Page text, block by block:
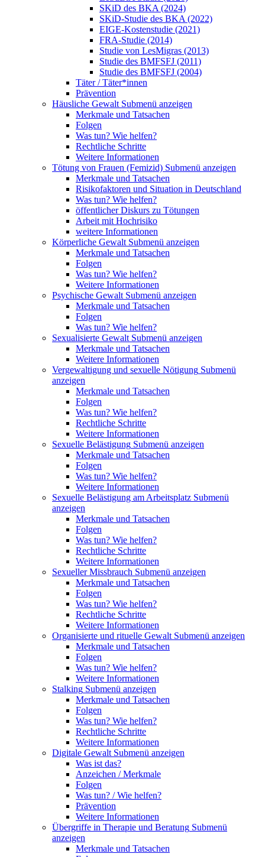
SKiD des BKA (2024)
SKiD-Studie des BKA (2022)
EIGE-Kostenstudie (2021)
FRA-Studie (2014)
Studie von LesMigras (2013)
Studie des BMFSFJ (2011)
Studie des BMFSFJ (2004)
Täter / Täter*innen
Prävention
Häusliche Gewalt Submenü anzeigen
Merkmale und Tatsachen
Folgen
Was tun? Wie helfen?
Rechtliche Schritte
Weitere Informationen
Tötung von Frauen (Femizid) Submenü anzeigen
Merkmale und Tatsachen
Risikofaktoren und Situation in Deutschland
Was tun? Wie helfen?
öffentlicher Diskurs zu Tötungen
Arbeit mit Hochrisiko
weitere Informationen
Körperliche Gewalt Submenü anzeigen
Merkmale und Tatsachen
Folgen
Was tun? Wie helfen?
Weitere Informationen
Psychische Gewalt Submenü anzeigen
Merkmale und Tatsachen
Folgen
Was tun? Wie helfen?
Sexualisierte Gewalt Submenü anzeigen
Merkmale und Tatsachen
Weitere Informationen
Vergewaltigung und sexuelle Nötigung Submenü
anzeigen
Merkmale und Tatsachen
Folgen
Was tun? Wie helfen?
Rechtliche Schritte
Weitere Informationen
Sexuelle Belästigung Submenü anzeigen
Merkmale und Tatsachen
Folgen
Was tun? Wie helfen?
Weitere Informationen
Sexuelle Belästigung am Arbeitsplatz Submenü
anzeigen
Merkmale und Tatsachen
Folgen
Was tun? Wie helfen?
Rechtliche Schritte
Weitere Informationen
Sexueller Missbrauch Submenü anzeigen
Merkmale und Tatsachen
Folgen
Was tun? Wie helfen?
Rechtliche Schritte
Weitere Informationen
Organisierte und rituelle Gewalt Submenü anzeigen
Merkmale und Tatsachen
Folgen
Was tun? Wie helfen?
Weitere Informationen
Stalking Submenü anzeigen
Merkmale und Tatsachen
Folgen
Was tun? Wie helfen?
Rechtliche Schritte
Weitere Informationen
Digitale Gewalt Submenü anzeigen
Was ist das?
Anzeichen / Merkmale
Folgen
Was tun? / Wie helfen?
Prävention
Weitere Informationen
Übergriffe in Therapie und Beratung Submenü
anzeigen
Merkmale und Tatsachen